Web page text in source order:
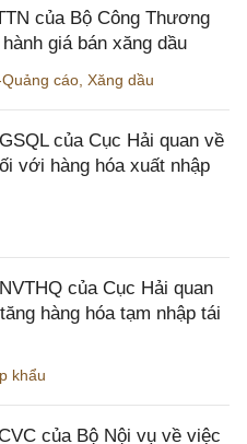
của Bộ Công Thương
giá bán xăng dầu
cáo Xăng dầu
của Cục Hải quan về
với hàng hóa xuất nhập
của Cục Hải quan
hàng hóa tạm nhập tái
khẩu
của Bộ Nội vụ về việc